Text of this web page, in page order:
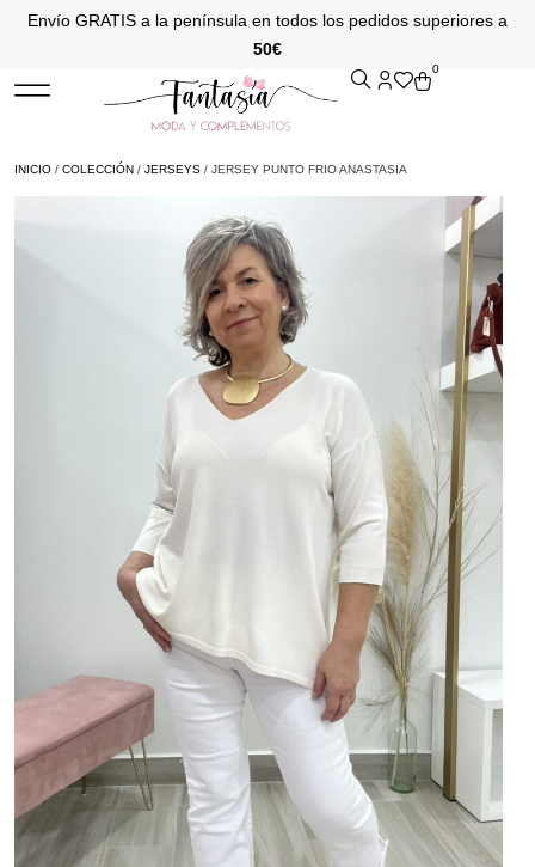
Envío GRATIS a la península en todos los pedidos superiores a
50€
0
INICIO / COLECCIÓN / JERSEYS / JERSEY PUNTO FRIO ANASTASIA